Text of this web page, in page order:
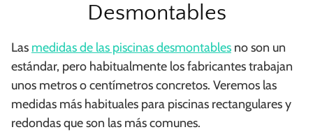
Desmontables
Las medidas de las piscinas desmontables no son un
estándar, pero habitualmente los fabricantes trabajan
unos metros o centímetros concretos. Veremos las
medidas más habituales para piscinas rectangulares y
redondas que son las más comunes.